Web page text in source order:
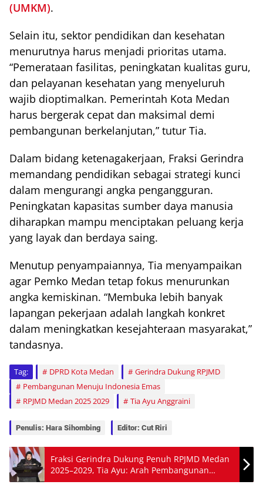
(UMKM).
Selain itu, sektor pendidikan dan kesehatan
menurutnya harus menjadi prioritas utama.
“Pemerataan fasilitas, peningkatan kualitas guru,
dan pelayanan kesehatan yang menyeluruh
wajib dioptimalkan. Pemerintah Kota Medan
harus bergerak cepat dan maksimal demi
pembangunan berkelanjutan,” tutur Tia.
Dalam bidang ketenagakerjaan, Fraksi Gerindra
memandang pendidikan sebagai strategi kunci
dalam mengurangi angka pengangguran.
Peningkatan kapasitas sumber daya manusia
diharapkan mampu menciptakan peluang kerja
yang layak dan berdaya saing.
Menutup penyampaiannya, Tia menyampaikan
agar Pemko Medan tetap fokus menurunkan
angka kemiskinan. “Membuka lebih banyak
lapangan pekerjaan adalah langkah konkret
dalam meningkatkan kesejahteraan masyarakat,”
tandasnya.
Tag: DPRD Kota Medan
Gerindra Dukung RPJMD
Pembangunan Menuju Indonesia Emas
RPJMD Medan 2025 2029
Tia Ayu Anggraini
Penulis: Hara Sihombing Editor: Cut Riri
Fraksi Gerindra Dukung Penuh RPJMD Medan
2025–2029, Tia Ayu: Arah Pembangunan
Menuju Indonesia Emas 2045